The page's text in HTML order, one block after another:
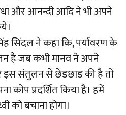
और आनन्दी आदि ने भी अपने
सिंदल ने कहा कि, पर्यावरण के
है जब कभी मानव ने अपने
इस संतुलन से छेडछाड की है तो
कोप प्रदर्शित किया है। हमें
को बचाना होगा।